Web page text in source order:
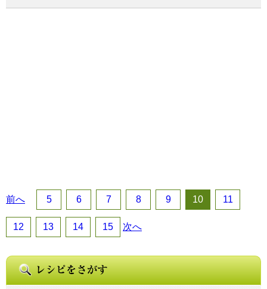
前へ 5 6 7 8 9 10 11
12 13 14 15 次へ